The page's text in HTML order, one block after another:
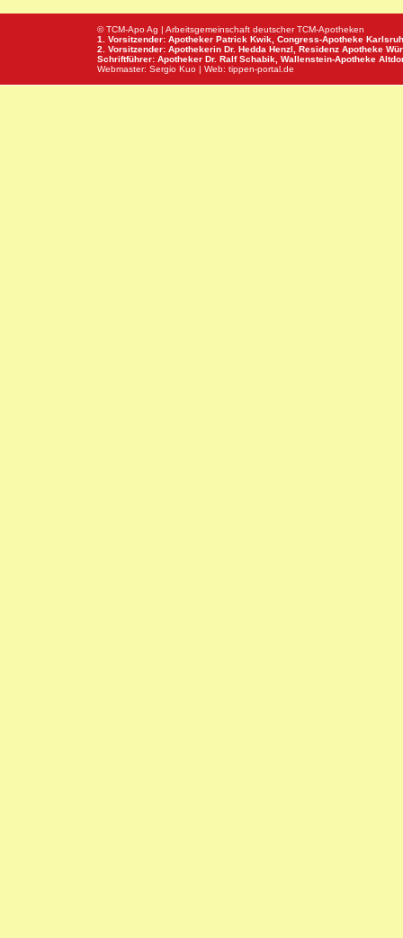
© TCM-Apo Ag | Arbeitsgemeinschaft deutscher TCM-Apotheken
1. Vorsitzender: Apotheker Patrick Kwik, Congress-Apotheke
2. Vorsitzender: Apothekerin Dr. Hedda Henzl, Residenz Apotheke
Schriftführer: Apotheker Dr. Ralf Schabik, Wallenstein-Apotheke
Webmaster: Sergio Kuo | Web: tippen-portal.de